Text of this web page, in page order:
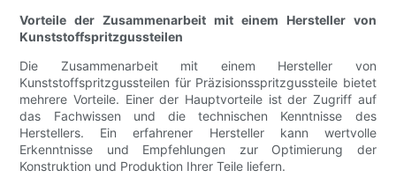
Vorteile der Zusammenarbeit mit einem Hersteller von
Kunststoffspritzgussteilen
Die Zusammenarbeit mit einem Hersteller von
Kunststoffspritzgussteilen für Präzisionsspritzgussteile bietet
mehrere Vorteile. Einer der Hauptvorteile ist der Zugriff auf
das Fachwissen und die technischen Kenntnisse des
Herstellers. Ein erfahrener Hersteller kann wertvolle
Erkenntnisse und Empfehlungen zur Optimierung der
Konstruktion und Produktion Ihrer Teile liefern.